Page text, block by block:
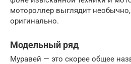
мотороллер выглядит
оригинально.
Модельный ряд
Муравей — это скорее общее